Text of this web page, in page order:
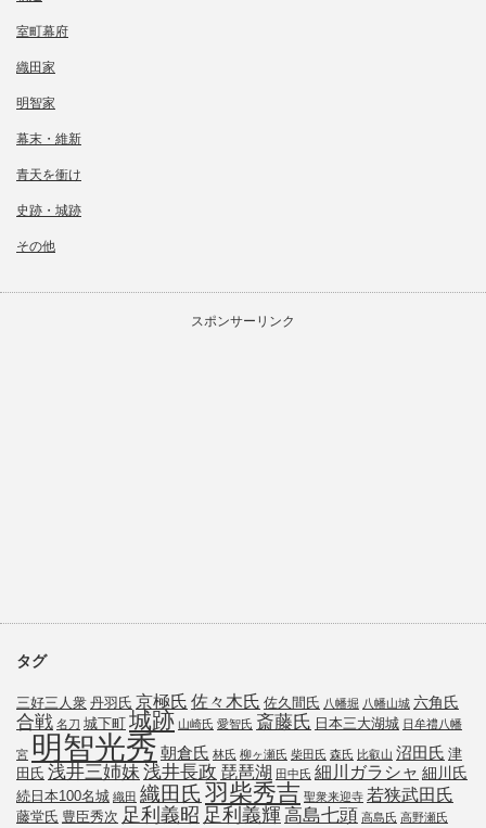
室町幕府
織田家
明智家
幕末・維新
青天を衝け
史跡・城跡
その他
スポンサーリンク
タグ
三好三人衆 丹羽氏 京極氏 佐々木氏 佐久間氏 八幡堀 八幡山城 六角氏
合戦 名刀 城下町 城跡 山崎氏 愛智氏 斎藤氏 日本三大湖城 日牟禮八幡
宮 明智光秀 朝倉氏 林氏 柳ヶ瀬氏 柴田氏 森氏 比叡山 沼田氏 津
田氏 浅井三姉妹 浅井長政 琵琶湖 田中氏 細川ガラシャ 細川氏
続日本100名城 織田 織田氏 羽柴秀吉 聖衆来迎寺 若狭武田氏
藤堂氏 豊臣秀次 足利義昭 足利義輝 高島七頭 高島氏 高野瀬氏